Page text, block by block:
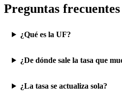
Preguntas frecuentes
¿Qué es la UF?
¿De dónde sale la tasa que
¿La tasa se actualiza sola?